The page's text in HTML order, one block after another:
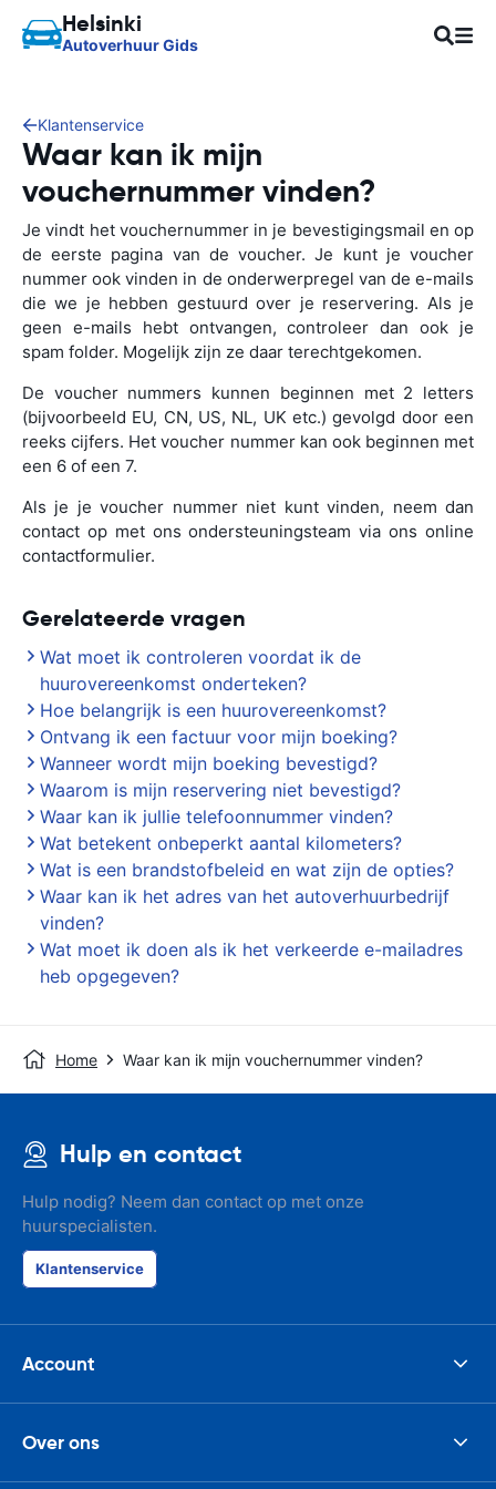
Helsinki
Autoverhuur Gids
Klantenservice
Waar kan ik mijn
vouchernummer vinden?
Je vindt het vouchernummer in je bevestigingsmail en op
de eerste pagina van de voucher. Je kunt je voucher
nummer ook vinden in de onderwerpregel van de e-mails
die we je hebben gestuurd over je reservering. Als je
geen e-mails hebt ontvangen, controleer dan ook je
spam folder. Mogelijk zijn ze daar terechtgekomen.
De voucher nummers kunnen beginnen met 2 letters
(bijvoorbeeld EU, CN, US, NL, UK etc.) gevolgd door een
reeks cijfers. Het voucher nummer kan ook beginnen met
een 6 of een 7.
Als je je voucher nummer niet kunt vinden, neem dan
contact op met ons ondersteuningsteam via ons online
contactformulier.
Gerelateerde vragen
Wat moet ik controleren voordat ik de
huurovereenkomst onderteken?
Hoe belangrijk is een huurovereenkomst?
Ontvang ik een factuur voor mijn boeking?
Wanneer wordt mijn boeking bevestigd?
Waarom is mijn reservering niet bevestigd?
Waar kan ik jullie telefoonnummer vinden?
Wat betekent onbeperkt aantal kilometers?
Wat is een brandstofbeleid en wat zijn de opties?
Waar kan ik het adres van het autoverhuurbedrijf
vinden?
Wat moet ik doen als ik het verkeerde e-mailadres
heb opgegeven?
Home Waar kan ik mijn vouchernummer vinden?
Hulp en contact
Hulp nodig? Neem dan contact op met onze
huurspecialisten.
Klantenservice
Account
Over ons